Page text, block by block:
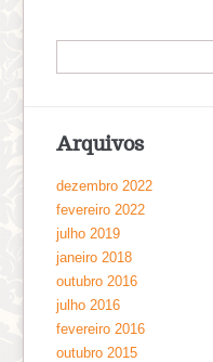
Arquivos
dezembro 2022
fevereiro 2022
julho 2019
janeiro 2018
outubro 2016
julho 2016
fevereiro 2016
outubro 2015